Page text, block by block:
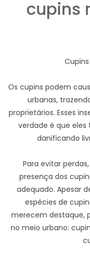
cupins
Os cupins podem
urbanas,
proprietários. Esses
verdade é que
danificando
Para evitar
presença dos
adequado. Apesar
espécies de
merecem destaque,
no meio urbano: